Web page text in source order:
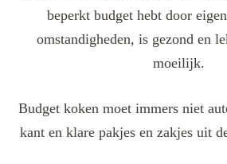
beperkt budget hebt door
omstandigheden, is gezond en
moeilijk.
Budget koken moet immers niet
kant en klare pakjes en zakjes uit